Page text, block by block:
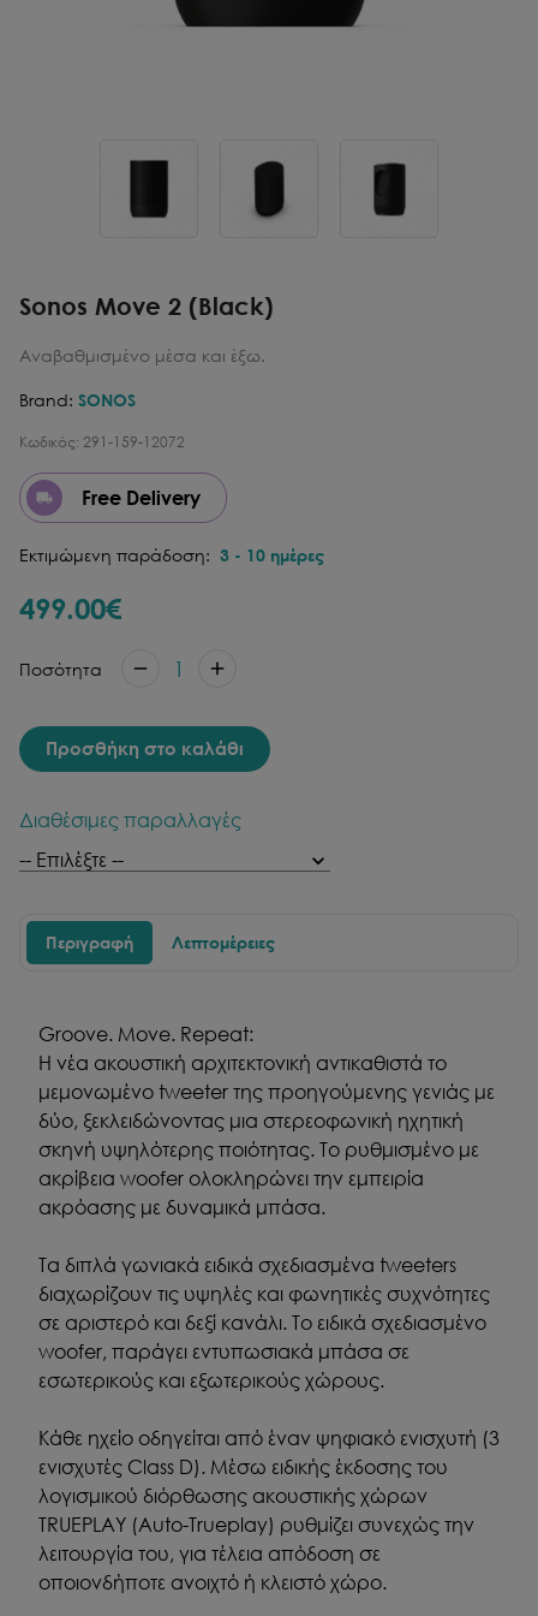
Sonos Move 2 (Black)
Αναβαθμισμένο μέσα και έξω.
Brand: SONOS
Κωδικός: 291-159-12072
Free Delivery
Εκτιμώμενη παράδοση: 3 - 10 ημέρες
499.00€
Ποσότητα 1
Προσθήκη στο καλάθι
Διαθέσιμες παραλλαγές
Περιγραφή Λεπτομέρειες
Groove. Move. Repeat:
Η νέα ακουστική αρχιτεκτονική αντικαθιστά το
μεμονωμένο tweeter της προηγούμενης γενιάς με
δύο, ξεκλειδώνοντας μια στερεοφωνική ηχητική
σκηνή υψηλότερης ποιότητας. Το ρυθμισμένο με
ακρίβεια woofer ολοκληρώνει την εμπειρία
ακρόασης με δυναμικά μπάσα.
Τα διπλά γωνιακά ειδικά σχεδιασμένα tweeters
διαχωρίζουν τις υψηλές και φωνητικές συχνότητες
σε αριστερό και δεξί κανάλι. Το ειδικά σχεδιασμένο
woofer, παράγει εντυπωσιακά μπάσα σε
εσωτερικούς και εξωτερικούς χώρους.
Κάθε ηχείο οδηγείται από έναν ψηφιακό ενισχυτή (3
ενισχυτές Class D). Μέσω ειδικής έκδοσης του
λογισμικού διόρθωσης ακουστικής χώρων
TRUEPLAY (Auto-Trueplay) ρυθμίζει συνεχώς την
λειτουργία του, για τέλεια απόδοση σε
οποιονδήποτε ανοιχτό ή κλειστό χώρο.